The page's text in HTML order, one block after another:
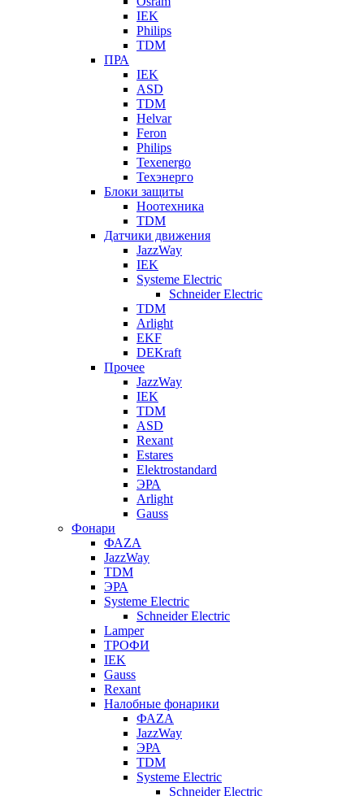
IEK
Philips
TDM
ПРА
IEK
ASD
TDM
Helvar
Feron
Philips
Texenergo
Техэнерго
Блоки защиты
Ноотехника
TDM
Датчики движения
JazzWay
IEK
Systeme Electric
Schneider Electric
TDM
Arlight
EKF
DEKraft
Прочее
JazzWay
IEK
TDM
ASD
Rexant
Estares
Elektrostandard
ЭРА
Arlight
Gauss
Фонари
ФАZА
JazzWay
TDM
ЭРА
Systeme Electric
Schneider Electric
Lamper
ТРОФИ
IEK
Gauss
Rexant
Налобные фонарики
ФАZА
JazzWay
ЭРА
TDM
Systeme Electric
Schneider Electric